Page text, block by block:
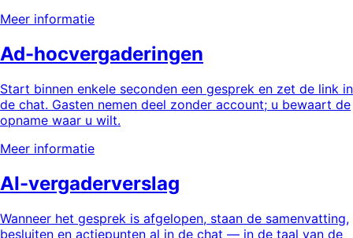
Meer informatie
Ad-hocvergaderingen
Start binnen enkele seconden een gesprek en zet de link in
de chat. Gasten nemen deel zonder account; u bewaart de
opname waar u wilt.
Meer informatie
AI-vergaderverslag
Wanneer het gesprek is afgelopen, staan de samenvatting,
besluiten en actiepunten al in de chat — in de taal van de